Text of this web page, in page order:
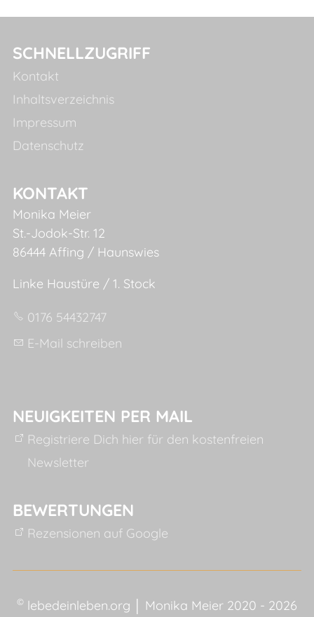
SCHNELLZUGRIFF
Kontakt
Inhaltsverzeichnis
Impressum
Datenschutz
KONTAKT
Monika Meier
St.-Jodok-Str. 12
86444 Affing / Haunswies
Linke Haustüre / 1. Stock
0176 54432747
E-Mail schreiben
NEUIGKEITEN PER MAIL
Registriere Dich hier für den kostenfreien
Newsletter
BEWERTUNGEN
Rezensionen auf Google
© lebedeinleben.org │ Monika Meier 2020 - 2026